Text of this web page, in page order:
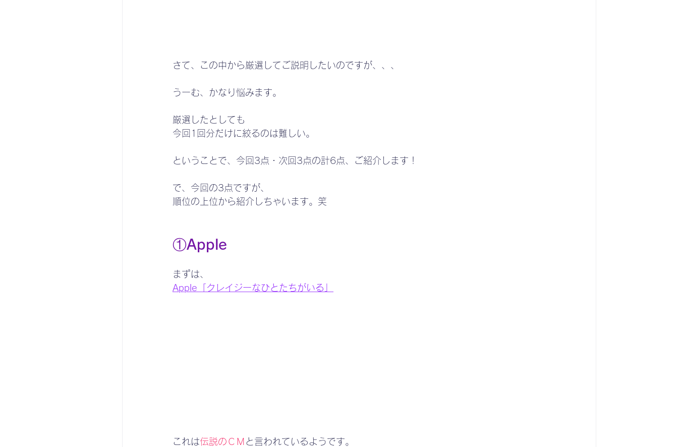
さて、この中から厳選してご説明したいのですが、、、
うーむ、かなり悩みます。
厳選したとしても
今回1回分だけに絞るのは難しい。
ということで、今回3点・次回3点の計6点、ご紹介します！
で、今回の3点ですが、
順位の上位から紹介しちゃいます。笑
①Apple
まずは、
Apple「クレイジーなひとたちがいる」
これは伝説のＣＭ と言われているようです。